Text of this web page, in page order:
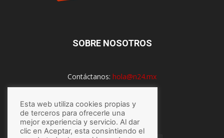
SOBRE NOSOTROS
Contáctanos: hola@n24.mx
SÍGUENOS
Esta web utiliza cookies propias y
de terceros para ofrecerle una
mejor experiencia y servicio. Al dar
clic en Aceptar, esta consintiendo el